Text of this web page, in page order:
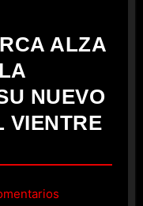
ALZA
NUEVO
VIENTRE